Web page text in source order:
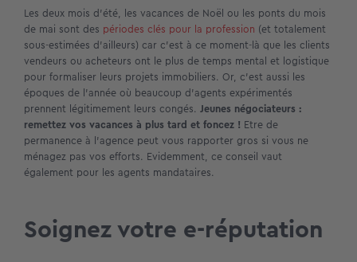
Les deux mois d’été, les vacances de Noël ou les ponts du mois
de mai sont des périodes clés pour la profession (et totalement
sous-estimées d’ailleurs) car c’est à ce moment-là que les clients
vendeurs ou acheteurs ont le plus de temps mental et logistique
pour formaliser leurs projets immobiliers. Or, c’est aussi les
époques de l’année où beaucoup d’agents expérimentés
prennent légitimement leurs congés. Jeunes négociateurs :
remettez vos vacances à plus tard et foncez ! Etre de
permanence à l’agence peut vous rapporter gros si vous ne
ménagez pas vos efforts. Evidemment, ce conseil vaut
également pour les agents mandataires.
Soignez votre e-réputation